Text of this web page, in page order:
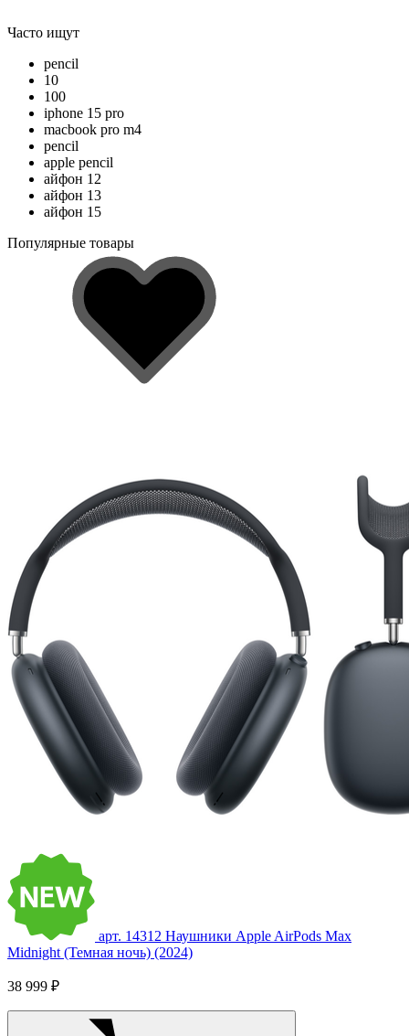
Часто ищут
pencil
10
100
iphone 15 pro
macbook pro m4
pencil
apple pencil
айфон 12
айфон 13
айфон 15
Популярные товары
арт. 14312 Наушники Apple AirPods Max
Midnight (Темная ночь) (2024)
38 999 ₽